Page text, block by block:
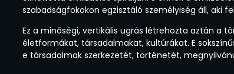
szabadságfokokon egzisztáló személyiség áll, aki
Ez a minőségi, vertikális ugrás létrehozta aztán a
életformákat, társadalmakat, kultúrákat. E
e társadalmak szerkezetét, történetét,